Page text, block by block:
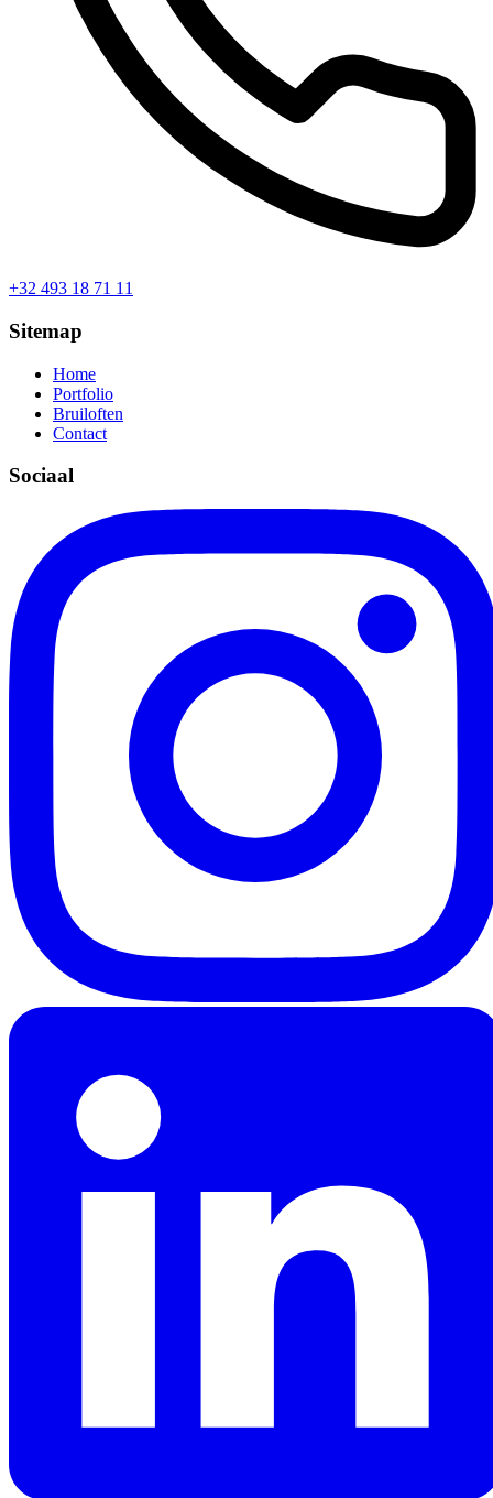
+32 493 18 71 11
Sitemap
Home
Portfolio
Bruiloften
Contact
Sociaal